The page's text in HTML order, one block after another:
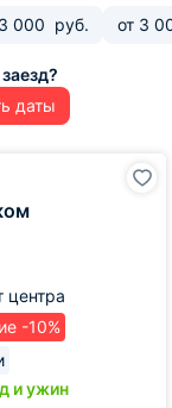
3 000 руб. от 3
даты
центра
-10%
и ужин